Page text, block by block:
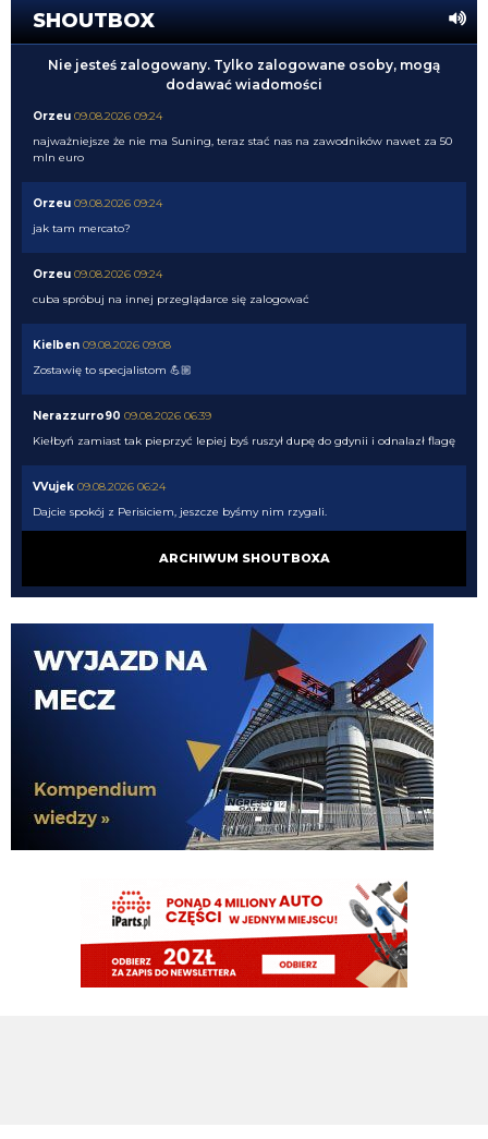
SHOUTBOX
Nie jesteś zalogowany. Tylko zalogowane osoby, mogą
dodawać wiadomości
Orzeu 09.08.2026 09:24
najważniejsze że nie ma Suning, teraz stać nas na zawodników nawet za 50
mln euro
Orzeu 09.08.2026 09:24
jak tam mercato?
Orzeu 09.08.2026 09:24
cuba spróbuj na innej przeglądarce się zalogować
Kielben 09.08.2026 09:08
Zostawię to specjalistom 💪🏼
Nerazzurro90 09.08.2026 06:39
Kiełbyń zamiast tak pieprzyć lepiej byś ruszył dupę do gdynii i odnalazł flagę
VVujek 09.08.2026 06:24
Dajcie spokój z Perisiciem, jeszcze byśmy nim rzygali.
09.08.2026 01:00
pewnie PSV go nie puści jak im rogi robotę 😁
Kielben
09.08.2026 00:59
Swoje by jeszcze zrobił u nas 😉
Claudio
08.08.2026 22:00
37 latek najlepszy na boisku....
Claudio 08.08.2026 22:00
https://www.flashscore.pl/mecz/pilka-nozna/psv-M9UEHJWi/sittard-
YH8HX5iP/szczegoly/sklady/?mid=UHdsRvC7
08.08.2026 21:34
Chłop ma 37 lat jedyne co może urwać to nife albo ahillesa
ARCHIWUM SHOUTBOXA